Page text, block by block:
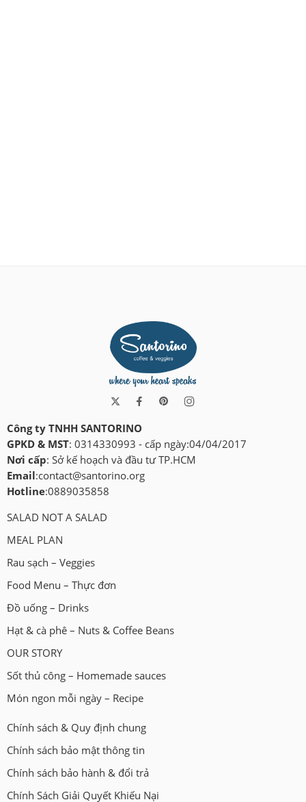
Công ty TNHH SANTORINO
GPKD & MST: 0314330993 - cấp ngày:04/04/2017
Nơi cấp: Sở kế hoạch và đầu tư TP.HCM
Email:contact@santorino.org
Hotline:0889035858
SALAD NOT A SALAD
MEAL PLAN
Rau sạch – Veggies
Food Menu – Thực đơn
Đồ uống – Drinks
Hạt & cà phê – Nuts & Coffee Beans
OUR STORY
Sốt thủ công – Homemade sauces
Món ngon mỗi ngày – Recipe
Chính sách & Quy định chung
Chính sách bảo mật thông tin
Chính sách bảo hành & đổi trả
Chính Sách Giải Quyết Khiếu Nại